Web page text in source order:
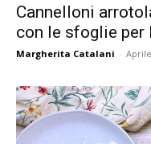
Cannelloni
con le sfoglie per
Margherita Catalani -